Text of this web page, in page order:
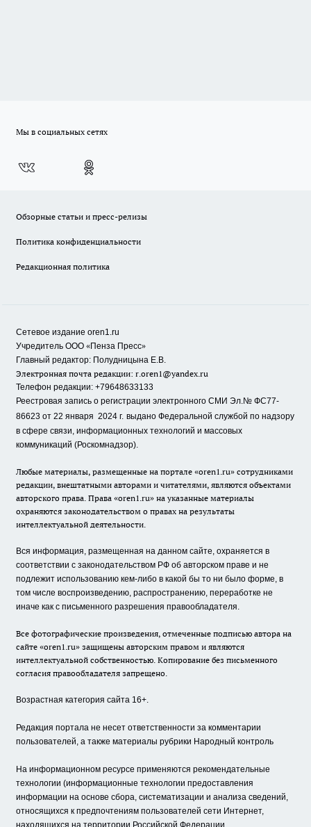
Мы в социальных сетях
Обзорные статьи и пресс-релизы
Политика конфиденциальности
Редакционная политика
Сетевое издание oren1.ru
Учредитель ООО «Пенза Пресс»
Главный редактор: Полудницына Е.В.
Электронная почта редакции: r.oren1@yandex.ru
Телефон редакции: +79648633133
Реестровая запись о регистрации электронного СМИ Эл.№ ФС77-
86623 от 22 января 2024 г. выдано Федеральной службой по надзору
в сфере связи, информационных технологий и массовых
коммуникаций (Роскомнадзор).
Любые материалы, размещенные на портале «oren1.ru» сотрудниками
редакции, внештатными авторами и читателями, являются объектами
авторского права. Права «oren1.ru» на указанные материалы
охраняются законодательством о правах на результаты
интеллектуальной деятельности.
Вся информация, размещенная на данном сайте, охраняется в
соответствии с законодательством РФ об авторском праве и не
подлежит использованию кем-либо в какой бы то ни было форме, в
том числе воспроизведению, распространению, переработке не
иначе как с письменного разрешения правообладателя.
Все фотографические произведения, отмеченные подписью автора на
сайте «oren1.ru» защищены авторским правом и являются
интеллектуальной собственностью. Копирование без письменного
согласия правообладателя запрещено.
Возрастная категория сайта 16+.
Редакция портала не несет ответственности за комментарии
пользователей, а также материалы рубрики Народный контроль
На информационном ресурсе применяются рекомендательные
технологии (информационные технологии предоставления
информации на основе сбора, систематизации и анализа сведений,
относящихся к предпочтениям пользователей сети Интернет,